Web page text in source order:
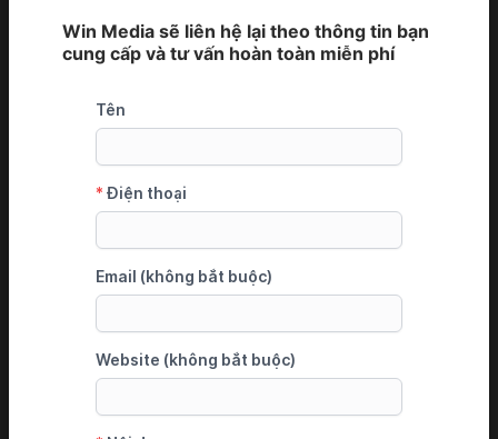
Win Media sẽ liên hệ lại theo thông tin bạn
cung cấp và tư vấn hoàn toàn miễn phí